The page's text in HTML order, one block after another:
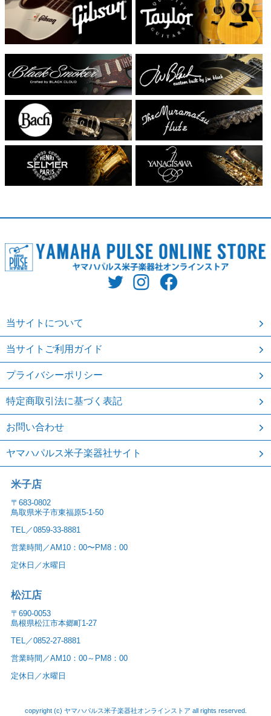
当サイトについて
当サイトご利用ガイド
プライバシーポリシー
特定商取引法に基づく表記
お問い合わせ
ヤマハパルス米子楽器社サイト
米子店
〒683-0802
鳥取県米子市東福原5-1-50
TEL／0859-33-8881
営業時間／AM10：00〜PM8：00
定休日／水曜日
松江店
〒690-0053
島根県松江市本郷町1-27
TEL／0852-27-8881
営業時間／AM10：00～PM8：00
定休日／水曜日
copyright (c) ヤマハパルス米子楽器社オンラインストア all rights reserved.